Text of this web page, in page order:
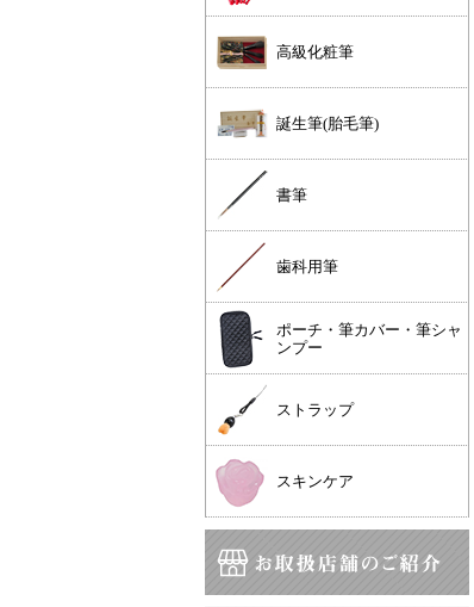
高級化粧筆
誕生筆(胎毛筆)
書筆
歯科用筆
ポーチ・筆カバー・筆シャ
ンプー
ストラップ
スキンケア